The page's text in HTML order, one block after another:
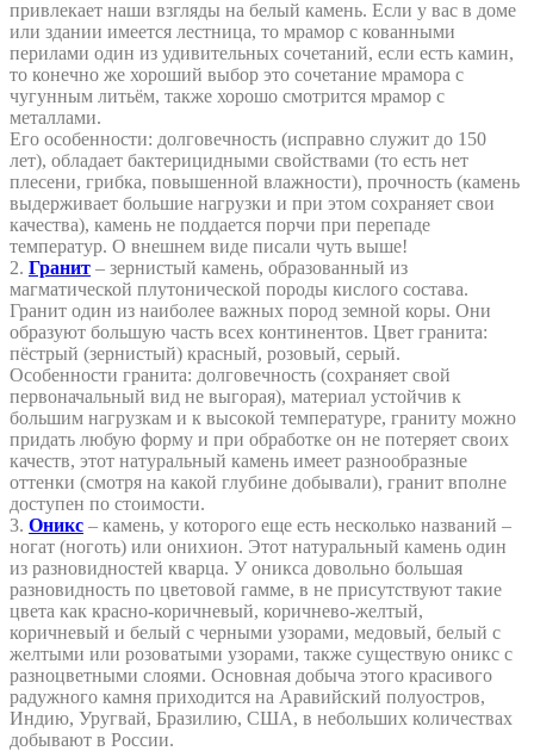
привлекает наши взгляды на белый камень. Если у вас в доме
или здании имеется лестница, то мрамор с кованными
перилами один из удивительных сочетаний, если есть камин,
то конечно же хороший выбор это сочетание мрамора с
чугунным литьём, также хорошо смотрится мрамор с
металлами.
Его особенности: долговечность (исправно служит до 150
лет), обладает бактерицидными свойствами (то есть нет
плесени, грибка, повышенной влажности), прочность (камень
выдерживает большие нагрузки и при этом сохраняет свои
качества), камень не поддается порчи при перепаде
температур. О внешнем виде писали чуть выше!
2. Гранит – зернистый камень, образованный из
магматической плутонической породы кислого состава.
Гранит один из наиболее важных пород земной коры. Они
образуют большую часть всех континентов. Цвет гранита:
пёстрый (зернистый) красный, розовый, серый.
Особенности гранита: долговечность (сохраняет свой
первоначальный вид не выгорая), материал устойчив к
большим нагрузкам и к высокой температуре, граниту можно
придать любую форму и при обработке он не потеряет своих
качеств, этот натуральный камень имеет разнообразные
оттенки (смотря на какой глубине добывали), гранит вполне
доступен по стоимости.
3. Оникс – камень, у которого еще есть несколько названий –
ногат (ноготь) или онихион. Этот натуральный камень один
из разновидностей кварца. У оникса довольно большая
разновидность по цветовой гамме, в не присутствуют такие
цвета как красно-коричневый, коричнево-желтый,
коричневый и белый с черными узорами, медовый, белый с
желтыми или розоватыми узорами, также существую оникс с
разноцветными слоями. Основная добыча этого красивого
радужного камня приходится на Аравийский полуостров,
Индию, Уругвай, Бразилию, США, в небольших количествах
добывают в России.